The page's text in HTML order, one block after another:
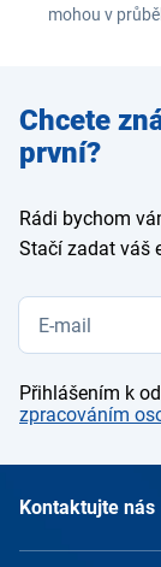
mohou v
Zadejte
e-mail
Chcete
první?
Rádi bychom
Stačí zadat váš
Přihlášením k
zpracováním
Kontaktujte nás